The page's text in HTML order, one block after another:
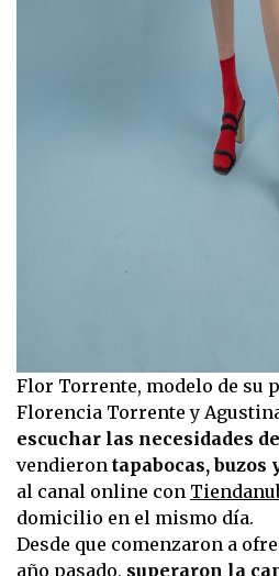
Flor Torrente, modelo de su
Florencia Torrente y
escuchar las necesidades
vendieron tapabocas, buzos
al canal online con
domicilio en el mismo día.
Desde que comenzaron a
año pasado, superaron la